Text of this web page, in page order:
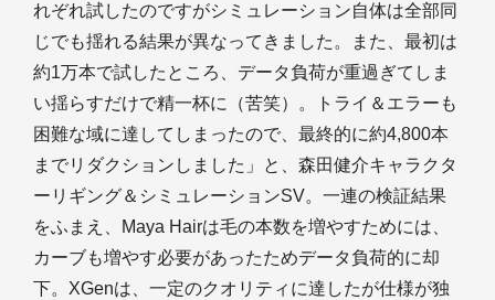
れぞれ試したのですがシミュレーション自体は全部同
じでも揺れる結果が異なってきました。また、最初は
約1万本で試したところ、データ負荷が重過ぎてしま
い揺らすだけで精一杯に（苦笑）。トライ＆エラーも
困難な域に達してしまったので、最終的に約4,800本
までリダクションしました」と、森田健介キャラクタ
ーリギング＆シミュレーションSV。一連の検証結果
をふまえ、Maya Hairは毛の本数を増やすためには、
カーブも増やす必要があったためデータ負荷的に却
下。XGenは、一定のクオリティに達したが仕様が独